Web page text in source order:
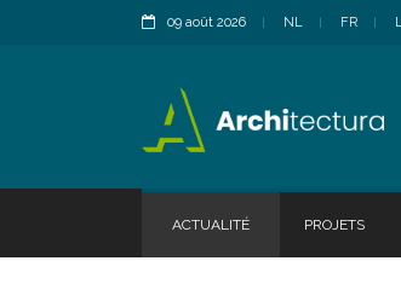
09 août 2026 NL FR
ACTUALITÉ PROJETS